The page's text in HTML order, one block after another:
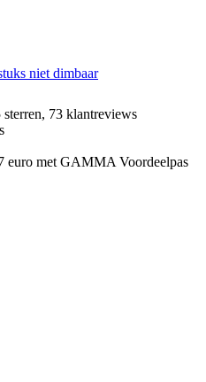
niet dimbaar
73 klantreviews
euro met GAMMA Voordeelpas